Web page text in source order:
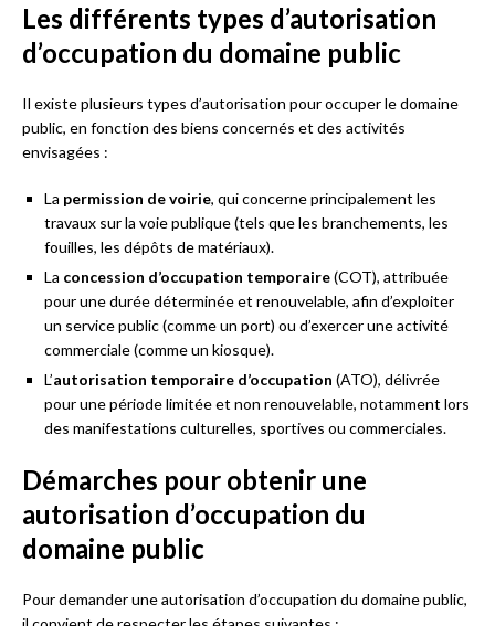
Les différents types d’autorisation
d’occupation du domaine public
Il existe plusieurs types d’autorisation pour occuper le domaine
public, en fonction des biens concernés et des activités
envisagées :
La permission de voirie, qui concerne principalement les
travaux sur la voie publique (tels que les branchements, les
fouilles, les dépôts de matériaux).
La concession d’occupation temporaire(COT), attribuée
pour une durée déterminée et renouvelable, afin d’exploiter
un service public (comme un port) ou d’exercer une activité
commerciale (comme un kiosque).
L’autorisation temporaire d’occupation (ATO), délivrée
pour une période limitée et non renouvelable, notamment lors
des manifestations culturelles, sportives ou commerciales.
Démarches pour obtenir une
autorisation d’occupation du
domaine public
Pour demander une autorisation d’occupation du domaine public,